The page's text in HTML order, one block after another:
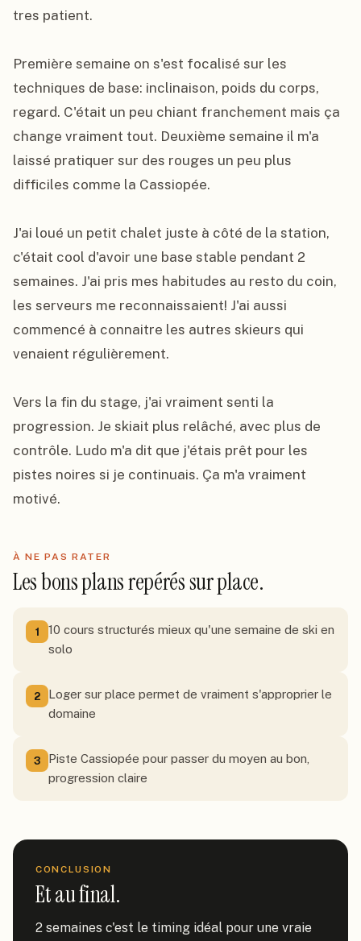
tres patient.
Première semaine on s'est focalisé sur les
techniques de base: inclinaison, poids du corps,
regard. C'était un peu chiant franchement mais ça
change vraiment tout. Deuxième semaine il m'a
laissé pratiquer sur des rouges un peu plus
difficiles comme la Cassiopée.
J'ai loué un petit chalet juste à côté de la station,
c'était cool d'avoir une base stable pendant 2
semaines. J'ai pris mes habitudes au resto du coin,
les serveurs me reconnaissaient! J'ai aussi
commencé à connaitre les autres skieurs qui
venaient régulièrement.
Vers la fin du stage, j'ai vraiment senti la
progression. Je skiait plus relâché, avec plus de
contrôle. Ludo m'a dit que j'étais prêt pour les
pistes noires si je continuais. Ça m'a vraiment
motivé.
À NE PAS RATER
Les bons plans repérés sur place.
1
10 cours structurés mieux qu'une semaine de ski en
solo
2
Loger sur place permet de vraiment s'approprier le
domaine
3
Piste Cassiopée pour passer du moyen au bon,
progression claire
CONCLUSION
Et au final.
2 semaines c'est le timing idéal pour une vraie